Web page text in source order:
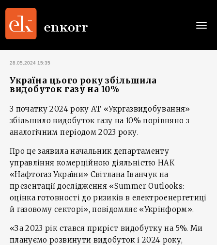
28.05.2024 15:35
Україна цього року збільшила
видобуток газу на 10%
З початку 2024 року АТ «Укргазвидобування»
збільшило видобуток газу на 10% порівняно з
аналогічним періодом 2023 року.
Про це заявила начальник департаменту
управління комерційною діяльністю НАК
«Нафтогаз України» Світлана Іванчук на
презентації дослідження «Summer Outlooks:
оцінка готовності до ризиків в електроенергетиці
й газовому секторі», повідомляє «Укрінформ».
«За 2023 рік стався приріст видобутку на 5%. Ми
плануємо розвинути видобуток і 2024 року,